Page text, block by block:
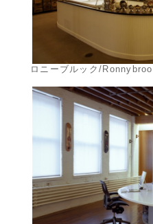
ロニーブルック/